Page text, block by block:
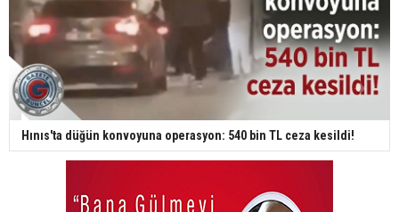
Hınıs'ta düğün konvoyuna operasyon: 540 bin TL ceza kesildi!